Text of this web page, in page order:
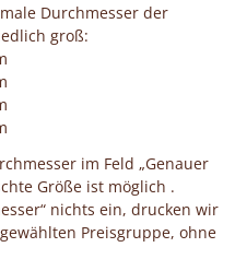
Durchmesser der
groß:
im Feld „Genauer
Größe ist möglich .
nichts ein, drucken wir
Preisgruppe, ohne